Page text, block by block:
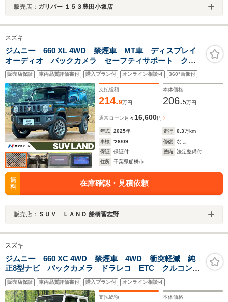
販売店： ガリバー １５３豊田小坂店
スズキ
ジムニー 660 XL 4WD 禁煙車 MT車 ディスプレイ
オーディオ バックカメラ セーフティサポート クリ
アランスソナー シートヒーター 純正16インチアルミ
ホイール Bluetooth接続 スマートキー
販売店保証 車両品質評価書付 購入プラン付 オンライン相談可 360°画像付
支払総額
214.9万円
本体価格
206.5万円
通常ローン 月々 16,600円
年式 2025年 走行 0.3万km
車検
'28/09 修復
なし
保証
保証付 整備
法定整備付
住所
千葉県船橋市
無
料
在庫確認・見積依頼
販売店： ＳＵＶ ＬＡＮＤ 船橋習志野
スズキ
ジムニー 660 XC 4WD 禁煙車 4WD 衝突軽減 純
正8型ナビ バックカメラ ドラレコ ETC クルコン
シートヒーター 車線逸脱警報 LEDヘッド オートラ
イト オートエアコン ヘッドライトウォッシャー ス
マートキー
販売店保証 車両品質評価書付 購入プラン付 オンライン相談可
支払総額 本体価格